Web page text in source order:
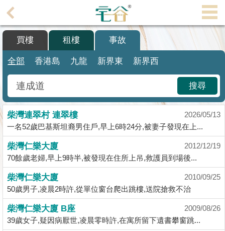
理
主
搵
樓/
成
交
業
主
放
盤
宅
谷
按
買樓 租樓 事故
全部 香港島 九龍 新界東 新界西
搜尋
柴灣連翠村 連翠樓
2026/05/13
一名52歲巴基斯坦裔男住戶,早上6時24分,被妻子發現在上...
柴灣仁樂大廈
2012/12/19
70餘歲老婦,早上9時半,被發現在住所上吊,救護員到場後...
柴灣仁樂大廈
2010/09/25
50歲男子,凌晨2時許,從單位窗台爬出跳樓,送院搶救不治
柴灣仁樂大廈 B座
2009/08/26
39歲女子,疑因病厭世,凌晨零時許,在寓所留下遺書攀窗跳...